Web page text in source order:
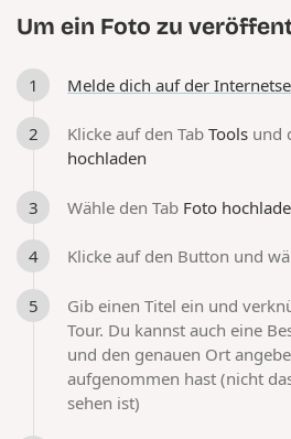
Um ein Foto zu
Melde dich auf der
Klicke auf den TabTools und
hochladen
Wähle den Tab Foto
Klicke auf den Button und
Gib einen Titel ein und
Tour. Du kannst auch eine
und den genauen Ort
aufgenommen hast (nicht
sehen ist)